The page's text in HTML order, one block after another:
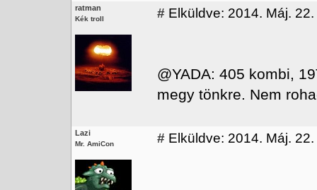
ratman
Kék troll # Elküldve: 2014. Máj.
@YADA: 405 kombi,
megy tönkre. Nem
Lazi
Mr. AmiCon # Elküldve: 2014. Máj.